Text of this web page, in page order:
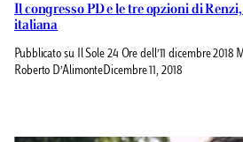
Il congresso PD e le tre opzioni di
italiana
Pubblicato su Il Sole 24 Ore dell’11 dicembre 2018
Roberto D’AlimonteDicembre 11, 2018